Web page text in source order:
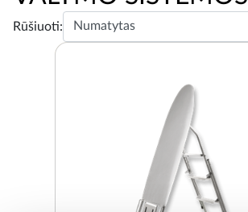
Rūšiuoti: